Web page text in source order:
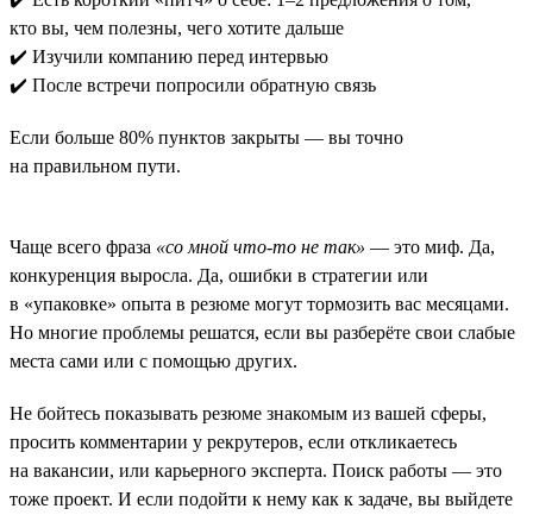
кто вы, чем полезны, чего хотите дальше
✔️ Изучили компанию перед интервью
✔️ После встречи попросили обратную связь
Если больше 80% пунктов закрыты — вы точно
на правильном пути.
Чаще всего фраза «со мной что-то не так» — это миф. Да,
конкуренция выросла. Да, ошибки в стратегии или
в «упаковке» опыта в резюме могут тормозить вас месяцами.
Но многие проблемы решатся, если вы разберёте свои слабые
места сами или с помощью других.
Не бойтесь показывать резюме знакомым из вашей сферы,
просить комментарии у рекрутеров, если откликаетесь
на вакансии, или карьерного эксперта. Поиск работы — это
тоже проект. И если подойти к нему как к задаче, вы выйдете